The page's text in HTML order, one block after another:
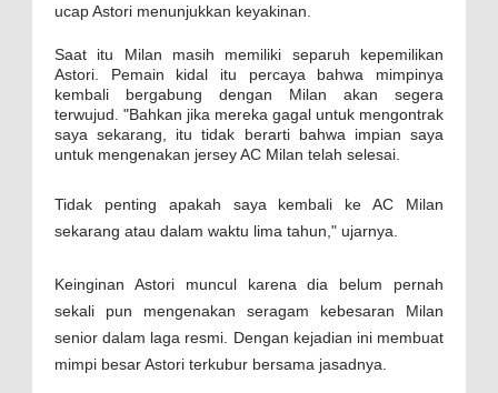
ucap Astori menunjukkan keyakinan.
Saat itu Milan masih memiliki separuh kepemilikan
Astori. Pemain kidal itu percaya bahwa mimpinya
kembali bergabung dengan Milan akan segera
terwujud. "Bahkan jika mereka gagal untuk mengontrak
saya sekarang, itu tidak berarti bahwa impian saya
untuk mengenakan jersey AC Milan telah selesai.
Tidak penting apakah saya kembali ke AC Milan
sekarang atau dalam waktu lima tahun," ujarnya.
Keinginan Astori muncul karena dia belum pernah
sekali pun mengenakan seragam kebesaran Milan
senior dalam laga resmi. Dengan kejadian ini membuat
mimpi besar Astori terkubur bersama jasadnya.